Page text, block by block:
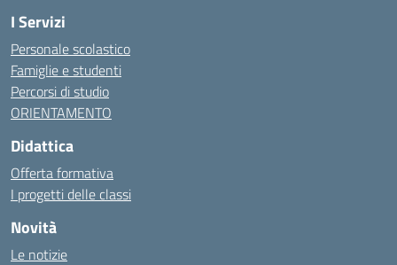
I Servizi
Personale scolastico
Famiglie e studenti
Percorsi di studio
ORIENTAMENTO
Didattica
Offerta formativa
I progetti delle classi
Novità
Le notizie